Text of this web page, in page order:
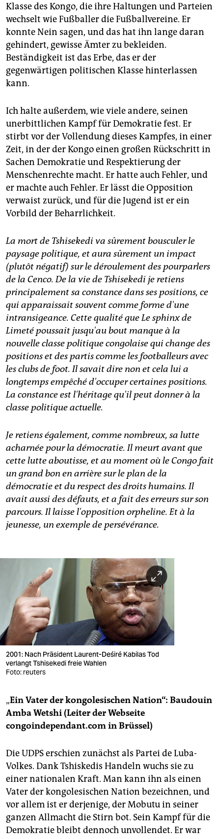
Klasse des Kongo, die ihre Haltungen und Parteien
wechselt wie Fußballer die Fußballvereine. Er
konnte Nein sagen, und das hat ihn lange daran
gehindert, gewisse Ämter zu bekleiden.
Beständigkeit ist das Erbe, das er der
gegenwärtigen politischen Klasse hinterlassen
kann.
Ich halte außerdem, wie viele andere, seinen
unerbittlichen Kampf für Demokratie fest. Er
stirbt vor der Vollendung dieses Kampfes, in einer
Zeit, in der der Kongo einen großen Rückschritt in
Sachen Demokratie und Respektierung der
Menschenrechte macht. Er hatte auch Fehler, und
er machte auch Fehler. Er lässt die Opposition
verwaist zurück, und für die Jugend ist er ein
Vorbild der Beharrlichkeit.
La mort de Tshisekedi va sûrement bousculer le
paysage politique, et aura sûrement un impact
(plutôt négatif) sur le déroulement des pourparlers
de la Cenco. De la vie de Tshisekedi je retiens
principalement sa constance dans ses positions, ce
qui apparaissait souvent comme forme d'une
intransigeance. Cette qualité que Le sphinx de
Limeté poussait jusqu'au bout manque à la
nouvelle classe politique congolaise qui change des
positions et des partis comme les footballeurs avec
les clubs de foot. Il savait dire non et cela lui a
longtemps empêché d'occuper certaines positions.
La constance est l'héritage qu'il peut donner à la
classe politique actuelle.
Je retiens également, comme nombreux, sa lutte
acharnée pour la démocratie. Il meurt avant que
cette lutte aboutisse, et au moment où le Congo fait
un grand bon en arrière sur le plan de la
démocratie et du respect des droits humains. Il
avait aussi des défauts, et a fait des erreurs sur son
parcours. Il laisse l'opposition orpheline. Et à la
jeunesse, un exemple de persévérance.
2001: Nach Präsident Laurent-Deśiré Kabilas Tod
verlangt Tshisekedi freie Wahlen
Foto: reuters
„Ein Vater der kongolesischen Nation“: Baudouin
Amba Wetshi (Leiter der Webseite
congoindependant.com in Brüssel)
Die UDPS erschien zunächst als Partei de Luba-
Volkes. Dank Tshiskedis Handeln wuchs sie zu
einer nationalen Kraft. Man kann ihn als einen
Vater der kongolesischen Nation bezeichnen, und
vor allem ist er derjenige, der Mobutu in seiner
ganzen Allmacht die Stirn bot. Sein Kampf für die
Demokratie bleibt dennoch unvollendet. Er war